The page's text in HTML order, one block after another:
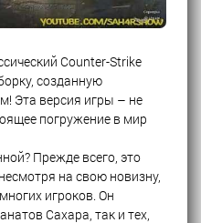
Counter-Strike
созданную
Эта версия игры – не
погружение в мир
Прежде всего, это
на свою новизну,
игроков. Он
Сахара, так и тех,